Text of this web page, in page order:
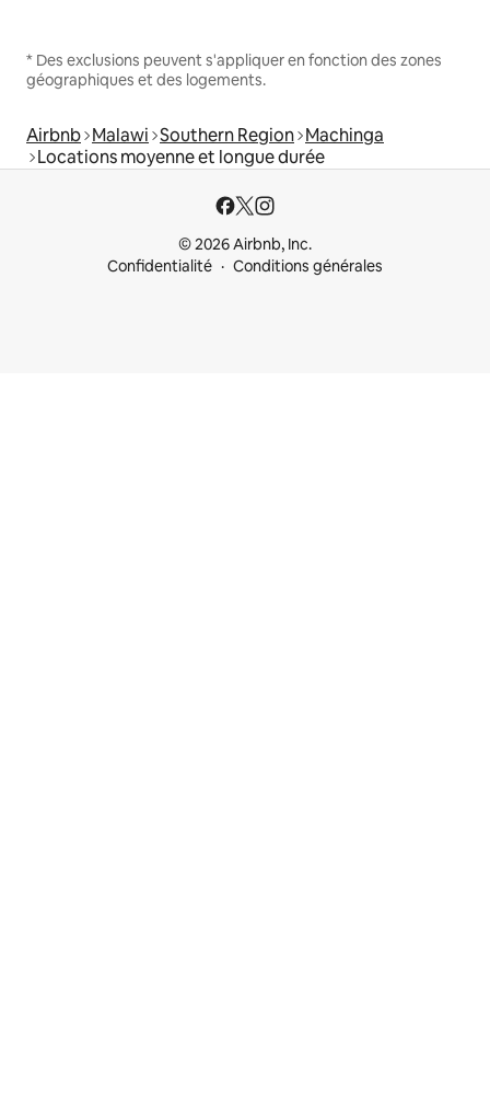
* Des exclusions peuvent s'appliquer en fonction des zones
géographiques et des logements.
Airbnb Malawi Southern Region Machinga
Locations moyenne et longue durée
© 2026 Airbnb, Inc.
Confidentialité
Conditions générales